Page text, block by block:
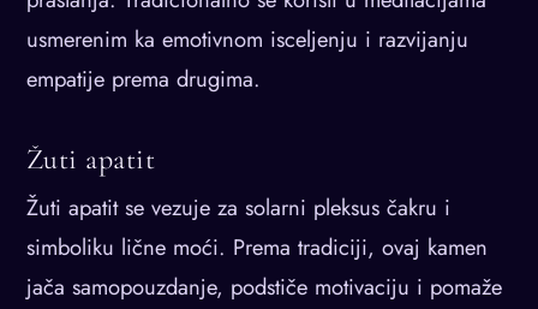
usmerenim ka emotivnom isceljenju i razvijanju
empatije prema drugima.
Žuti apatit
Žuti apatit se vezuje za solarni pleksus čakru i
simboliku lične moći. Prema tradiciji, ovaj kamen
jača samopouzdanje, podstiče motivaciju i pomaže